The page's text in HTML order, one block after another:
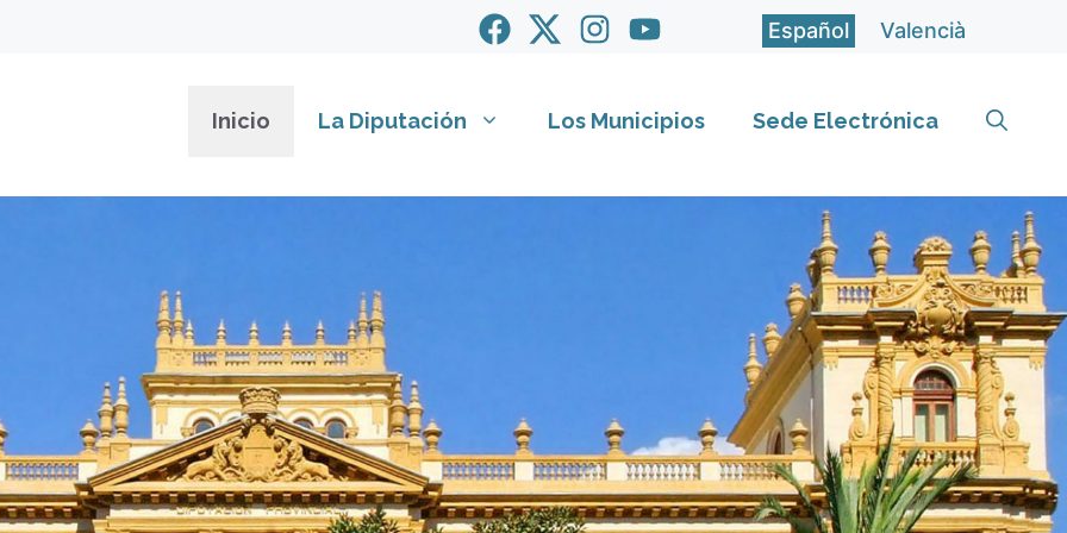
Español Valencià
Inicio La Diputación Los Municipios Sede Electrónica